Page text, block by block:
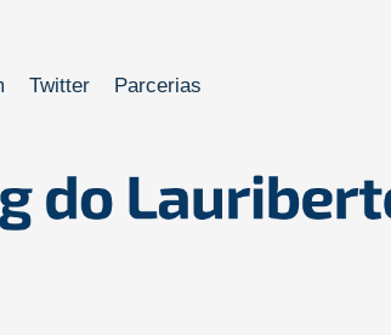
Twitter Parcerias